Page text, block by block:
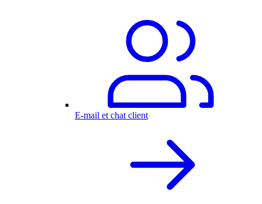
E-mail et chat client